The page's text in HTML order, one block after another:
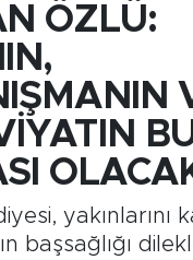
ÖZLÜ:
yakınlarını
başsağlığı
İzle
Yoğunluk
Puan Durumu ve